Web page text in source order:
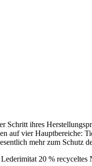
Schritt ihres
auf vier
mehr zum Schutz
20 %